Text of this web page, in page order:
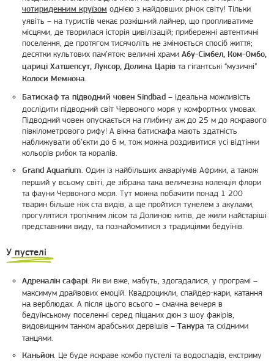
чотириденним круїзом однією з найдовших річок світу! Тільки
уявіть – на туристів чекає розкішний лайнер, що пропливатиме
місцями, де творилася історія цивілізацій; прибережні автентичні
поселення, де протягом тисячоліть не змінюється спосіб життя;
десятки культових пам’яток: величні храми Абу-Сімбел, Ком-Омбо,
цариці Хатшепсут, Луксор, Долина Царів та гігантські “музичні”
Колоси Мемнона
Батискаф та підводний човен Sindbad – ідеальна можливість
дослідити підводний світ Червоного моря у комфортних умовах.
Підводний човен опускається на глибину аж до 25 м до яскравого
півкілометрового рифу! А вікна батискафа мають здатність
наближувати об’єкти до 6 м, тож можна роздивитися усі відтінки
кольорів рибок та коралів.
Grand Aquarium . Один із найбільших акваріумів Африки, а також
перший у всьому світі, де зібрана така величезна колекція флори
та фауни Червоного моря. Тут можна побачити понад 1 200
тварин більше ніж ста видів, а ще пройтися тунелем з акулами,
прогулятися тропічним лісом та Долиною китів, де жили найстаріші
представники виду, та познайомитися з традиціями бедуїнів.
У пустелі
Адреналін сафарі . Як ви вже, мабуть, здогадалися, у програмі –
максимум драйвових емоцій. Квадроцикли, спайдер-кари, катання
на верблюдах. А після цього всього – смачна вечеря в
бедуїнському поселенні серед піщаних дюн з шоу факірів,
видовищним танком арабських дервішів – Танура та східними
танцями.
Каньйон . Це буде яскраве комбо пустелі та водоспадів, екстриму